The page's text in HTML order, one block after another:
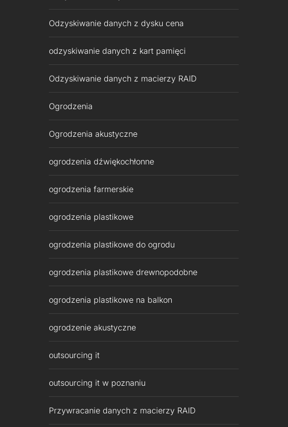
Odzyskiwanie danych z dysku cena
odzyskiwanie danych z kart pamięci
Odzyskiwanie danych z macierzy RAID
Ogrodzenia
Ogrodzenia akustyczne
ogrodzenia dźwiękochłonne
ogrodzenia farmerskie
ogrodzenia plastikowe
ogrodzenia plastikowe do ogrodu
ogrodzenia plastikowe drewnopodobne
ogrodzenia plastikowe na balkon
ogrodzenie akustyczne
outsourcing it
outsourcing it w poznaniu
Przywracanie danych z macierzy RAID